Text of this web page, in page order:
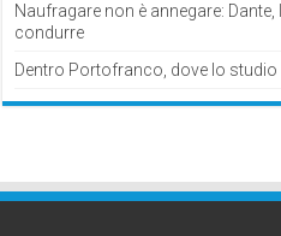
Naufragare non è annegare:
condurre
Dentro Portofranco, dove lo studio